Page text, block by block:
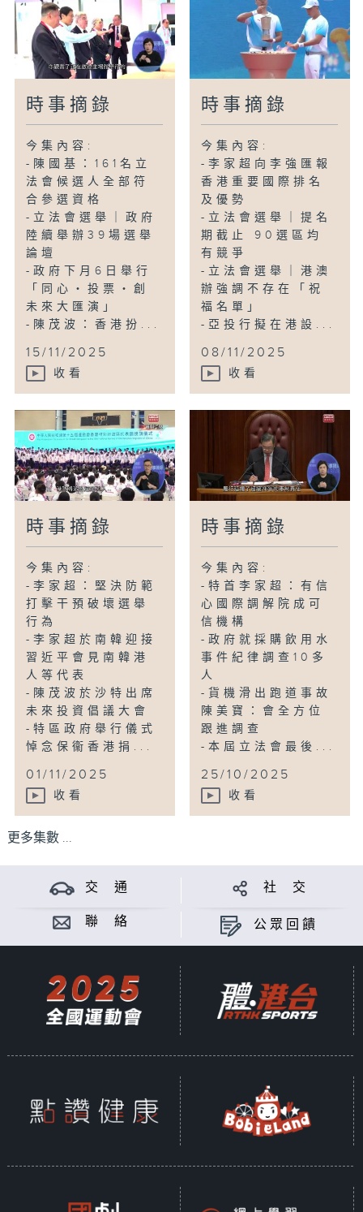
時事摘錄
今集內容:
-陳國基：161名立
法會候選人全部符
合參選資格
-立法會選舉｜政府
陸續舉辦39場選舉
論壇
-政府下月6日舉行
「同心・投票・創
未來大匯演」
-陳茂波：香港扮...
15/11/2025
收看
時事摘錄
今集內容:
-李家超向李強匯報
香港重要國際排名
及優勢
-立法會選舉｜提名
期截止 90選區均
有競爭
-立法會選舉｜港澳
辦強調不存在「祝
福名單」
-亞投行擬在港設...
08/11/2025
收看
時事摘錄
今集內容:
-李家超：堅決防範
打擊干預破壞選舉
行為
-李家超於南韓迎接
習近平會見南韓港
人等代表
-陳茂波於沙特出席
未來投資倡議大會
-特區政府舉行儀式
悼念保衞香港捐...
01/11/2025
收看
時事摘錄
今集內容:
-特首李家超：有信
心國際調解院成可
信機構
-政府就採購飲用水
事件紀律調查10多
人
-貨機滑出跑道事故
陳美寶：會全方位
跟進調查
-本屆立法會最後...
25/10/2025
收看
更多集數 ...
交 通 社 交
聯 絡 公眾回饋